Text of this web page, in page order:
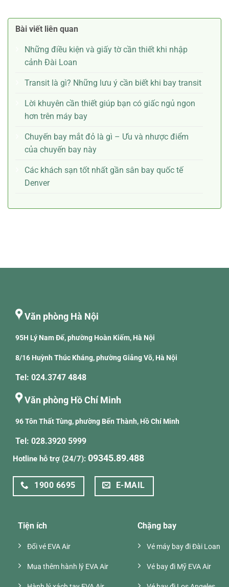
Bài viết liên quan
Những điều kiện và giấy tờ cần thiết khi nhập
cảnh Đài Loan
Transit là gì? Những lưu ý cần biết khi bay transit
Lời khuyên cần thiết giúp bạn có giấc ngủ ngon
hơn trên máy bay
Chuyến bay mắt đỏ là gì – Ưu và nhược điểm
của chuyến bay này
Các khách sạn tốt nhất gần sân bay quốc tế
Denver
Văn phòng Hà Nội
95H Lý Nam Đế, phường Hoàn Kiếm, Hà Nội
8/16 Huỳnh Thúc Kháng, phường Giảng Võ, Hà Nội
Tel: 024.3747 4848
Văn phòng Hồ Chí Minh
96 Tôn Thất Tùng, phường Bến Thành, Hồ Chí Minh
Tel: 028.3920 5999
Hotline hỗ trợ (24/7): 09345.89.488
1900 6695 E-MAIL
Tiện ích
Đổi vé EVA Air
Mua thêm hành lý EVA Air
Chặng bay
Vé máy bay đi Đài Loan
Vé bay đi Mỹ EVA Air